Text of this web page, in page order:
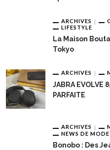
ARCHIVES
LIFESTYLE
La Maison
Tokyo
ARCHIVES
JABRA EVOLVE
PARFAITE
ARCHIVES
NEWS DE MODE
Bonobo : Des